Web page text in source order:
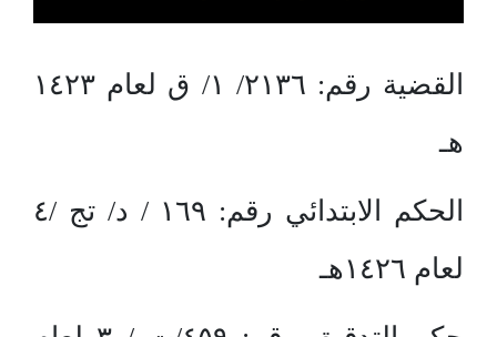
القضية رقم: ٢١٣٦/ ١/ ق لعام ١٤٢٣
هـ
الحكم الابتدائي رقم: ١٦٩ / د/ تج /٤
لعام ١٤٢٦هـ